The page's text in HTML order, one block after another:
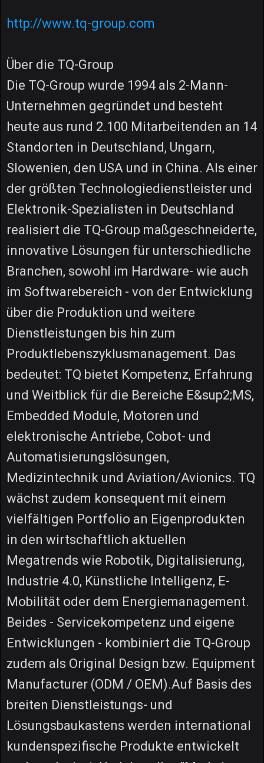
http://www.tq-group.com
Über die TQ-Group
Die TQ-Group wurde 1994 als 2-Mann-
Unternehmen gegründet und besteht
heute aus rund 2.100 Mitarbeitenden an 14
Standorten in Deutschland, Ungarn,
Slowenien, den USA und in China. Als einer
der größten Technologiedienstleister und
Elektronik-Spezialisten in Deutschland
realisiert die TQ-Group maßgeschneiderte,
innovative Lösungen für unterschiedliche
Branchen, sowohl im Hardware- wie auch
im Softwarebereich - von der Entwicklung
über die Produktion und weitere
Dienstleistungen bis hin zum
Produktlebenszyklusmanagement. Das
bedeutet: TQ bietet Kompetenz, Erfahrung
und Weitblick für die Bereiche E&sup2;MS,
Embedded Module, Motoren und
elektronische Antriebe, Cobot- und
Automatisierungslösungen,
Medizintechnik und Aviation/Avionics. TQ
wächst zudem konsequent mit einem
vielfältigen Portfolio an Eigenprodukten
in den wirtschaftlich aktuellen
Megatrends wie Robotik, Digitalisierung,
Industrie 4.0, Künstliche Intelligenz, E-
Mobilität oder dem Energiemanagement.
Beides - Servicekompetenz und eigene
Entwicklungen - kombiniert die TQ-Group
zudem als Original Design bzw. Equipment
Manufacturer (ODM / OEM).Auf Basis des
breiten Dienstleistungs- und
Lösungsbaukastens werden international
kundenspezifische Produkte entwickelt